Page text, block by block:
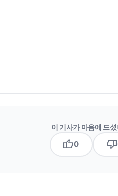
이 기사가 마음에 드
thumb_up0 thumb_down